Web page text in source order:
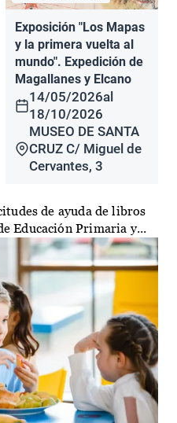
Exposición "Los Mapas
y la primera vuelta al
mundo". Expedición de
Magallanes y Elcano
14/05/2026al
18/10/2026
MUSEO DE SANTA
CRUZ C/ Miguel de
Cervantes, 3
de ayuda de libros
Educación Primaria y...